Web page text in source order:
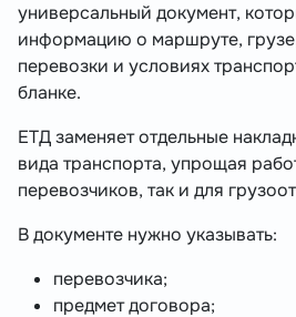
универсальный документ,
информацию о маршруте,
перевозки и условиях
бланке.
ЕТД заменяет отдельные
вида транспорта, упрощая
перевозчиков, так и для
В документе нужно указывать:
перевозчика;
предмет договора;